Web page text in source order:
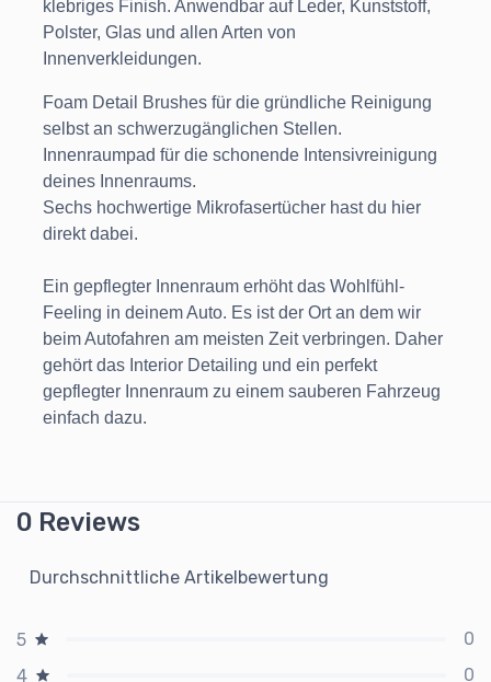
klebriges Finish. Anwendbar auf Leder, Kunststoff,
Polster, Glas und allen Arten von
Innenverkleidungen.
Foam Detail Brushes für die gründliche Reinigung
selbst an schwerzugänglichen Stellen.
Innenraumpad für die schonende Intensivreinigung
deines Innenraums.
Sechs hochwertige Mikrofasertücher hast du hier
direkt dabei.
Ein gepflegter Innenraum erhöht das Wohlfühl-
Feeling in deinem Auto. Es ist der Ort an dem wir
beim Autofahren am meisten Zeit verbringen. Daher
gehört das Interior Detailing und ein perfekt
gepflegter Innenraum zu einem sauberen Fahrzeug
einfach dazu.
0 Reviews
Durchschnittliche Artikelbewertung
5
0
4
0